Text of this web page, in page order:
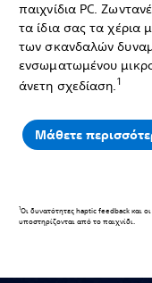
παιχνίδια PC.
τα ίδια σας τα χέρια
των σκανδαλών
ενσωματωμένου
άνετη σχεδίαση.1
Μάθετε
1Οι δυνατότητες haptic feedback και
υποστηρίζονται από το παιχνίδι.